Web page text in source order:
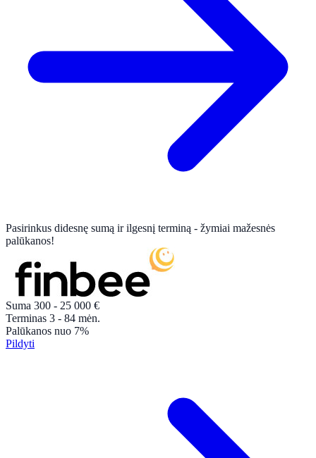
Pasirinkus didesnę sumą ir ilgesnį terminą - žymiai mažesnės
palūkanos!
Suma 300 - 25 000 €
Terminas 3 - 84 mėn.
Palūkanos nuo 7%
Pildyti